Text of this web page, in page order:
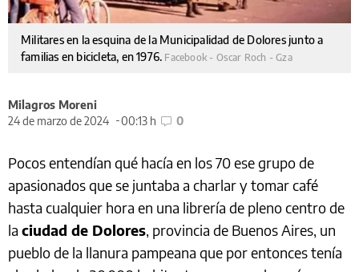
Militares en la esquina de la Municipalidad de Dolores junto a
familias en bicicleta, en 1976. Facebook - Oscar Roch - Gza
Milagros Moreni
24 de marzo de 2024
00:13 h 0
Pocos entendían qué hacía en los 70 ese grupo de
apasionados que se juntaba a charlar y tomar café
hasta cualquier hora en una librería de pleno centro de
la ciudad de Dolores, provincia de Buenos Aires, un
pueblo de la llanura pampeana que por entonces tenía